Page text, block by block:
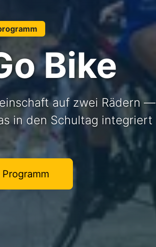
Bike
auf zwei Rädern —
in den Schultag integriert